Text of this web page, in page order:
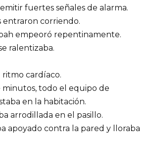
fuertes señales de alarma.
entraron corriendo.
empeoró repentinamente.
ralentizaba.
cardíaco.
minutos, todo el equipo de
en la habitación.
arrodillada en el pasillo.
apoyado contra la pared y lloraba